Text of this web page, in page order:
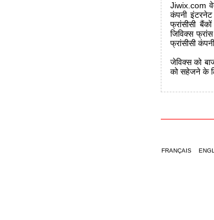
Jiwix.com
कंपनी
फ्रांसीसी
जिविक्स फ्रांस
फ्रांसीसी
जेविक्स को
को सहेजने के
FRANÇAIS